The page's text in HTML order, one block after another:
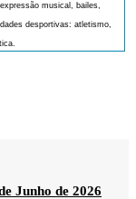
musical, bailes,
desportivas: atletismo,
Junho de 2026